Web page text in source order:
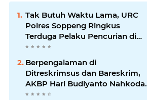
Tak Butuh Waktu Lama, URC
Polres Soppeng Ringkus
Terduga Pelaku Pencurian di
Liliriaja
Berpengalaman di
Ditreskrimsus dan Bareskrim,
AKBP Hari Budiyanto Nahkodai
Polres Soppeng